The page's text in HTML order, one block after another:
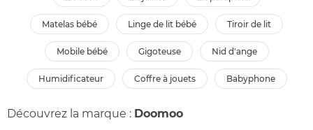
matelas bébé linge de lit bébé tiroir de lit
mobile bébé gigoteuse nid d'ange
humidificateur coffre à jouets babyphone
Découvrez la marque : Doomoo